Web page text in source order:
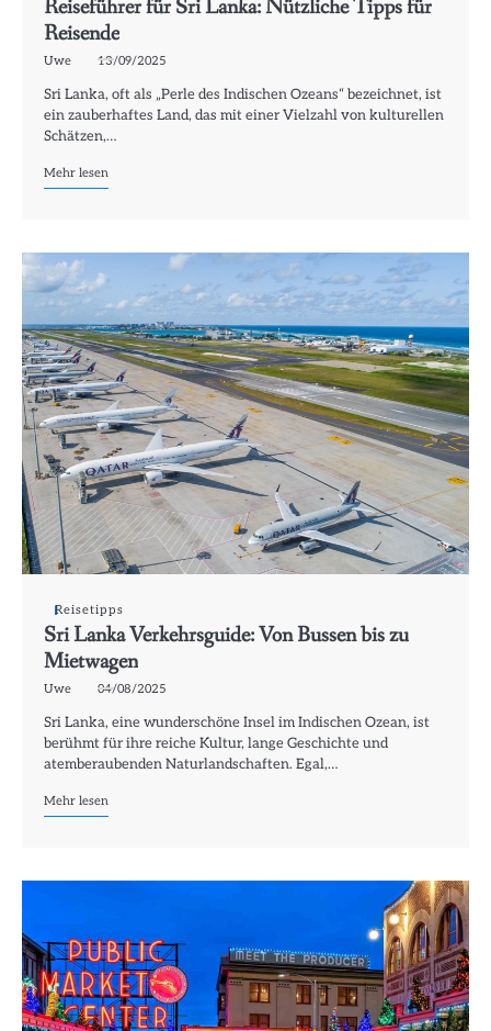
Reiseführer für Sri Lanka: Nützliche Tipps für
Reisende
Uwe 13/09/2025
Sri Lanka, oft als „Perle des Indischen Ozeans“ bezeichnet, ist
ein zauberhaftes Land, das mit einer Vielzahl von kulturellen
Schätzen,…
Mehr lesen
Reisetipps
Sri Lanka Verkehrsguide: Von Bussen bis zu
Mietwagen
Uwe 04/08/2025
Sri Lanka, eine wunderschöne Insel im Indischen Ozean, ist
berühmt für ihre reiche Kultur, lange Geschichte und
atemberaubenden Naturlandschaften. Egal,…
Mehr lesen